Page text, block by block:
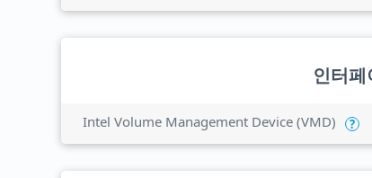
인터
Intel Volume Management Device (VMD) ?